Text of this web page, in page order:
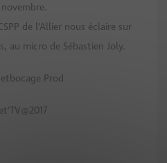
de l’Allier nous éclaire sur
au micro de Sébastien Joly.
Prod